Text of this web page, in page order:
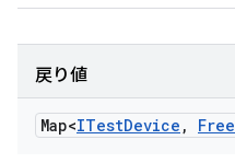
戻り値
Map<ITestDevice , Free